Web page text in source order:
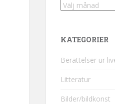
Arkiv
KATEGORIER
Berättelser ur
Litteratur
Bilder/bildkonst